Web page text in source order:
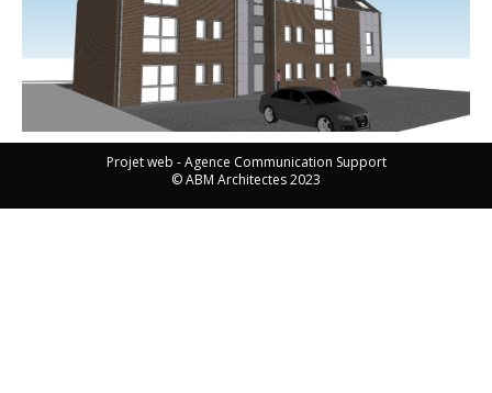
Projet web -Agence Communication Support
© ABM Architectes 2023